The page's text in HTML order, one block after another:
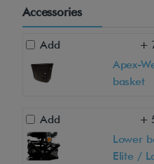
Accessories
Add
+
Apex-
basket
Add
+
Lower
Elite /